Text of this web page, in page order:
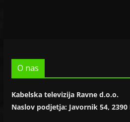
O nas
Kabelska televizija Ravne d.o.o.
Naslov podjetja: Javornik 54,